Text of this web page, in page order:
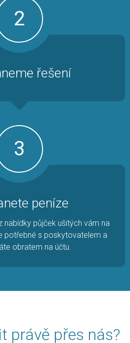
2
řešení
3
peníze
nabídky půjček ušitých vám na
potřebné s poskytovatelem a
obratem na účtu.
právě přes nás?